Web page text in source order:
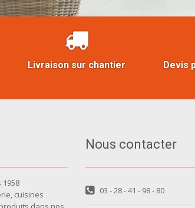
Livraison sur chantier Devis
cuisines
Nous contacter
03 - 28 - 41 - 98 - 80